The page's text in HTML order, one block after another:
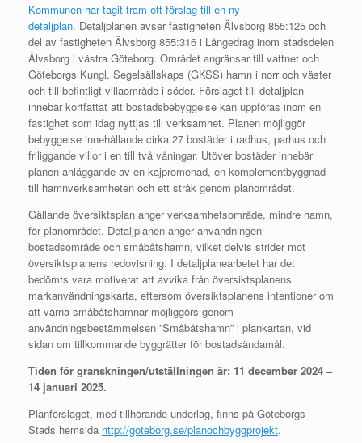
Kommunen har tagit fram ett förslag till en ny
detaljplan. Detaljplanen avser fastigheten Älvsborg 855:125 och
del av fastigheten Älvsborg 855:316 i Långedrag inom stadsdelen
Älvsborg i västra Göteborg. Området angränsar till vattnet och
Göteborgs Kungl. Segelsällskaps (GKSS) hamn i norr och väster
och till befintligt villaområde i söder. Förslaget till detaljplan
innebär kortfattat att bostadsbebyggelse kan uppföras inom en
fastighet som idag nyttjas till verksamhet. Planen möjliggör
bebyggelse innehållande cirka 27 bostäder i radhus, parhus och
friliggande villor i en till två våningar. Utöver bostäder innebär
planen anläggande av en kajpromenad, en komplementbyggnad
till hamnverksamheten och ett stråk genom planområdet.
Gällande översiktsplan anger verksamhetsområde, mindre hamn,
för planområdet. Detaljplanen anger användningen
bostadsområde och småbåtshamn, vilket delvis strider mot
översiktsplanens redovisning. I detaljplanearbetet har det
bedömts vara motiverat att avvika från översiktsplanens
markanvändningskarta, eftersom översiktsplanens intentioner om
att värna småbåtshamnar möjliggörs genom
användningsbestämmelsen ”Småbåtshamn” i plankartan, vid
sidan om tillkommande byggrätter för bostadsändamål.
Tiden för granskningen/utställningen är: 11 december 2024 –
14 januari 2025.
Planförslaget, med tillhörande underlag, finns på Göteborgs
Stads hemsida http://goteborg.se/planochbyggprojekt.